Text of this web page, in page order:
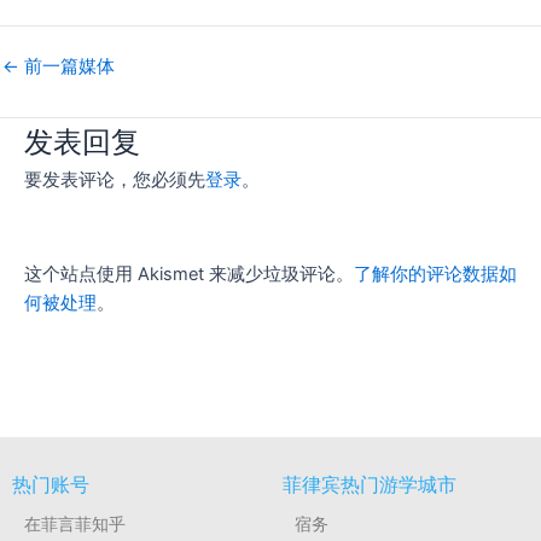
← 前一篇媒体
发表回复
要发表评论，您必须先登录。
这个站点使用 Akismet 来减少垃圾评论。 了解你的评论数据如
何被处理。
热门账号
在菲言菲知乎
菲律宾热门游学城市
宿务